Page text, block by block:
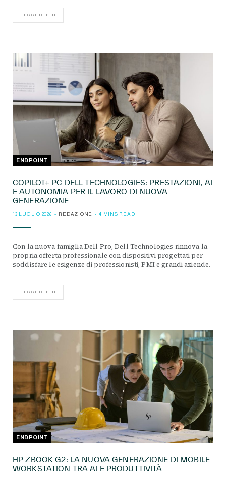
LEGGI DI PIÙ
ENDPOINT
COPILOT+ PC DELL TECHNOLOGIES: PRESTAZIONI, AI
E AUTONOMIA PER IL LAVORO DI NUOVA
GENERAZIONE
13 LUGLIO 2026 REDAZIONE 4 MINS READ
Con la nuova famiglia Dell Pro, Dell Technologies rinnova la
propria offerta professionale con dispositivi progettati per
soddisfare le esigenze di professionisti, PMI e grandi aziende.
LEGGI DI PIÙ
ENDPOINT
HP ZBOOK G2: LA NUOVA GENERAZIONE DI MOBILE
WORKSTATION TRA AI E PRODUTTIVITÀ